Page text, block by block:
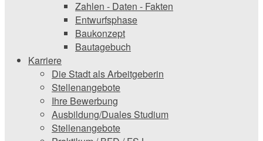
Zahlen - Daten - Fakten
Entwurfsphase
Baukonzept
Bautagebuch
Karriere
Die Stadt als Arbeitgeberin
Stellenangebote
Ihre Bewerbung
Ausbildung/Duales Studium
Stellenangebote